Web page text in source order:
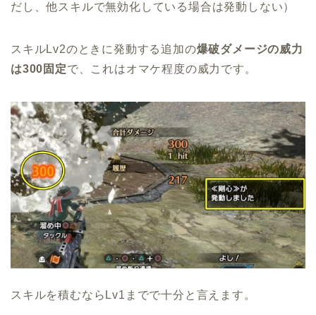
だし、他スキルで無効化している場合は発動しない）
スキルLv2のときに発動する追加の爆破ダメージの威力
は300固定で、これはオマケ程度の威力です。
スキルを積むならLv1までで十分と言えます。